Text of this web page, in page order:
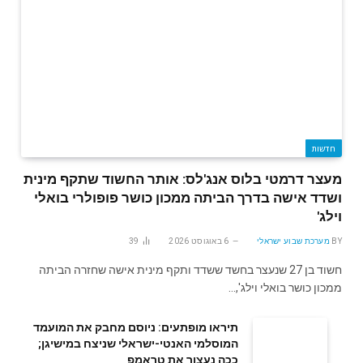
חדשות
מעצר דרמטי בלוס אנג'לס: אותר החשוד שתקף מינית
ושדד אישה בדרך הביתה ממכון כושר פופולרי בואלי
וילג'
BY מערכת שבוע ישראלי 6 באוגוסט 2026 39
חשוד בן 27 שנעצר בחשד ששדד ותקף מינית אישה שחזרה הביתה
ממכון כושר בואלי וילג',…
תיראו מופתעים: ניוסם מחבק את המועמד
המוסלמי האנטי-ישראלי שניצח במישיגן;
ככה נעצור את טראמפ